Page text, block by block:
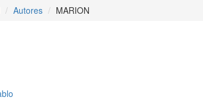
Autores MARION